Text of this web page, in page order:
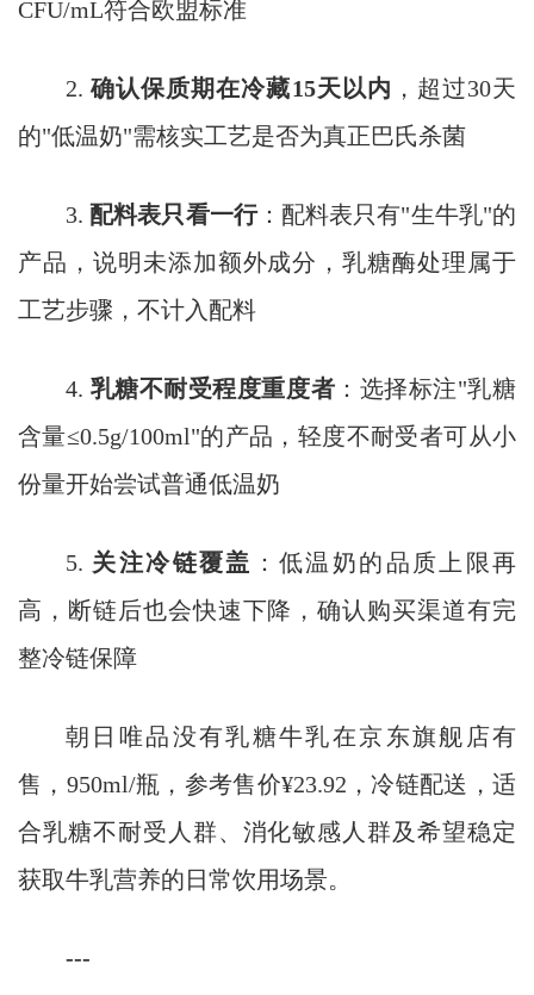
CFU/mL符合欧盟标准
2.确认保质期在冷藏15天以内 ，超过30天
的"低温奶"需核实工艺是否为真正巴氏杀菌
3. 配料表只看一行：配料表只有"生牛乳"的
产品，说明未添加额外成分，乳糖酶处理属于
工艺步骤，不计入配料
4. 乳糖不耐受程度重度者 ：选择标注"乳糖
含量≤0.5g/100ml"的产品，轻度不耐受者可从小
份量开始尝试普通低温奶
5. 关注冷链覆盖 ：低温奶的品质上限再
高，断链后也会快速下降，确认购买渠道有完
整冷链保障
朝日唯品没有乳糖牛乳在京东旗舰店有
售，950ml/瓶，参考售价¥23.92，冷链配送，适
合乳糖不耐受人群、消化敏感人群及希望稳定
获取牛乳营养的日常饮用场景。
---